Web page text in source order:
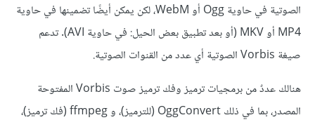
الصوتية في حاوية Ogg أو WebM، لكن يمكن أيضًا تضمينها في حاوية
MP4 أو MKV (أو بعد تطبيق بعض الحيل: في حاوية AVI). تدعم
صيغة Vorbis الصوتية أي عدد من القنوات الصوتية.
هنالك عددٌ من برمجيات ترميز وفك ترميز صوت Vorbis المفتوحة
المصدر، بما في ذلك OggConvert (للترميز)، و ffmpeg (فك ترميز)،